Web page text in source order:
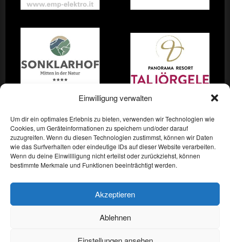
Einwilligung verwalten
Um dir ein optimales Erlebnis zu bieten, verwenden wir Technologien wie
Cookies, um Geräteinformationen zu speichern und/oder darauf
zuzugreifen. Wenn du diesen Technologien zustimmst, können wir Daten
wie das Surfverhalten oder eindeutige IDs auf dieser Website verarbeiten.
Wenn du deine Einwillligung nicht erteilst oder zurückziehst, können
bestimmte Merkmale und Funktionen beeinträchtigt werden.
Akzeptieren
Ablehnen
ASV Ridnaun Biathlon Ski Alpin Langlauf
IBU CUP
Deutsch